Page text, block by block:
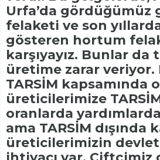
Urfa’da gördüğümüz
felaketi ve son
gösteren hortum
karşıyayız. Bunlar da
üretime zarar veriyor.
TARSİM kapsamında
üreticilerimize
oranlarda
ama TARSİM dışında
üreticilerimizin